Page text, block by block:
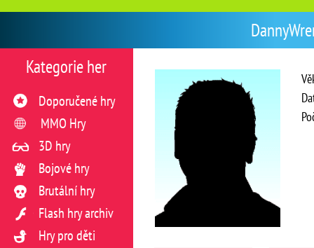
Kategorie her
Doporučené hry
MMO Hry
3D hry
Bojové hry
Brutální hry
Flash hry archiv
Hry pro děti